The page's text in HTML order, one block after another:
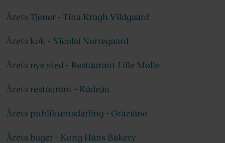
Derfor er illy B Corp-certificeret og anerkendt
Årets Tjener - Tina Kragh Vildgaard
Årets kok - Nicolai Nørregaard
Årets nye sted - Restaurant Lille Mølle
Årets restaurant - Kadeau
Årets publikumsdarling - Graziano
Årets bager - Kong Hans Bakery